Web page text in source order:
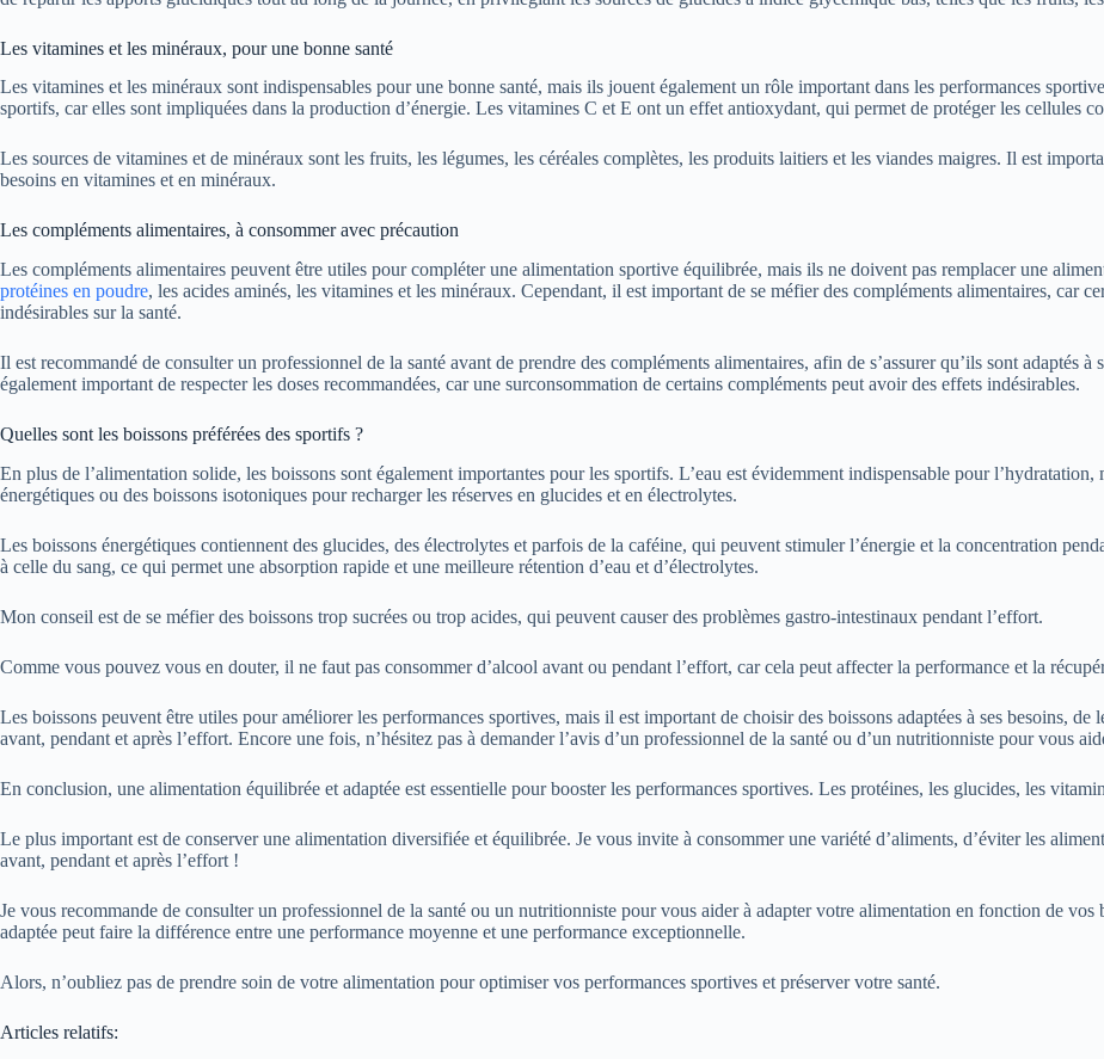
Les vitamines et les minéraux, pour une bonne santé
Les vitamines et les minéraux sont indispensables pour une bonne santé, mais ils jouent également un rôle important dans les performances
sportifs, car elles sont impliquées dans la production d’énergie. Les vitamines C et E ont un effet antioxydant, qui permet de protéger les cellules
Les sources de vitamines et de minéraux sont les fruits, les légumes, les céréales complètes, les produits laitiers et les viandes maigres. Il est
besoins en vitamines et en minéraux.
Les compléments alimentaires, à consommer avec précaution
Les compléments alimentaires peuvent être utiles pour compléter une alimentation sportive équilibrée, mais ils ne doivent pas remplacer une
protéines en poudre, les acides aminés, les vitamines et les minéraux. Cependant, il est important de se méfier des compléments alimentaires, car
indésirables sur la santé.
Il est recommandé de consulter un professionnel de la santé avant de prendre des compléments alimentaires, afin de s’assurer qu’ils sont adaptés à
également important de respecter les doses recommandées, car une surconsommation de certains compléments peut avoir des effets indésirables.
Quelles sont les boissons préférées des sportifs ?
En plus de l’alimentation solide, les boissons sont également importantes pour les sportifs. L’eau est évidemment indispensable pour
énergétiques ou des boissons isotoniques pour recharger les réserves en glucides et en électrolytes.
Les boissons énergétiques contiennent des glucides, des électrolytes et parfois de la caféine, qui peuvent stimuler l’énergie et la concentration
à celle du sang, ce qui permet une absorption rapide et une meilleure rétention d’eau et d’électrolytes.
Mon conseil est de se méfier des boissons trop sucrées ou trop acides, qui peuvent causer des problèmes gastro-intestinaux pendant l’effort.
Comme vous pouvez vous en douter, il ne faut pas consommer d’alcool avant ou pendant l’effort, car cela peut affecter la performance et la
Les boissons peuvent être utiles pour améliorer les performances sportives, mais il est important de choisir des boissons adaptées à ses besoins,
avant, pendant et après l’effort. Encore une fois, n’hésitez pas à demander l’avis d’un professionnel de la santé ou d’un nutritionniste pour vous
En conclusion, une alimentation équilibrée et adaptée est essentielle pour booster les performances sportives. Les protéines, les glucides, les
Le plus important est de conserver une alimentation diversifiée et équilibrée. Je vous invite à consommer une variété d’aliments, d’éviter les
avant, pendant et après l’effort !
Je vous recommande de consulter un professionnel de la santé ou un nutritionniste pour vous aider à adapter votre alimentation en fonction de
adaptée peut faire la différence entre une performance moyenne et une performance exceptionnelle.
Alors, n’oubliez pas de prendre soin de votre alimentation pour optimiser vos performances sportives et préserver votre santé.
Articles relatifs: